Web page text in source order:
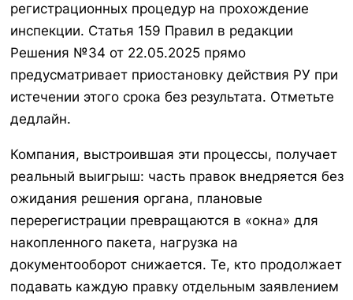
регистрационных процедур на прохождение
инспекции. Статья 159 Правил в редакции
Решения №34 от 22.05.2025 прямо
предусматривает приостановку действия РУ при
истечении этого срока без результата. Отметьте
дедлайн.
Компания, выстроившая эти процессы, получает
реальный выигрыш: часть правок внедряется без
ожидания решения органа, плановые
перерегистрации превращаются в «окна» для
накопленного пакета, нагрузка на
документооборот снижается. Те, кто продолжает
подавать каждую правку отдельным заявлением